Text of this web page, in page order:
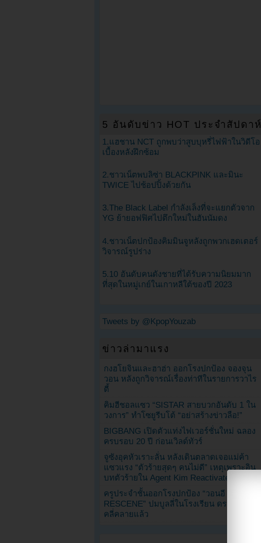
5 อันดับข่าว HOT ประจำสัปดาห์
1.แฮชาน NCT ถูกพบว่าสูบบุหรี่ไฟฟ้าในวิดีโอ
เบื้องหลังฝึกซ้อม
2.ชาวเน็ตพบลิซ่า BLACKPINK และมินะ
TWICE ไปช้อปปิ้งด้วยกัน
3.The Black Label กำลังเล็งที่จะแยกตัวจาก
YG ย้ายอฟฟิศไปตึกใหม่ในฮันนัมดง
4.ชาวเน็ตปกป้องคิมมินจูหลังถูกพวกเฮดเตอร์
วิจารณ์รูปร่าง
5.10 อันดับคนดังชายที่ได้รับความนิยมมาก
ที่สุดในหมู่เกย์ในเกาหลีใต้ของปี 2023
Tweets by @KpopYouzab
ข่าวล่ามาแรง
กงฮโยจินและฮาฮ่า ออกโรงปกป้อง จองจุน
วอน หลังถูกวิจารณ์เรื่องท่าทีในรายการวาไร
ตี้
คิมฮีชอลแซว “SISTAR สายบวกอันดับ 1 ใน
วงการ” ทำโซยูรีบโต้ “อย่าสร้างข่าวลือ!”
BIGBANG เปิดตัวแท่งไฟเวอร์ชั่นใหม่ ฉลอง
ครบรอบ 20 ปี ก่อนเวิลด์ทัวร์
จูซังอุคหัวเราะลั่น หลังเดินตลาดเจอแม่ค้า
แซวแรง “ตัวร้ายสุดๆ คนไม่ดี” เหตุเพราะอิน
บทตัวร้ายใน Agent Kim Reactivated
ครูประจำชั้นออกโรงปกป้อง “วอนอี
RESCENE” ปมบูลลี่ในโรงเรียน ดราม่า
คลี่คลายแล้ว